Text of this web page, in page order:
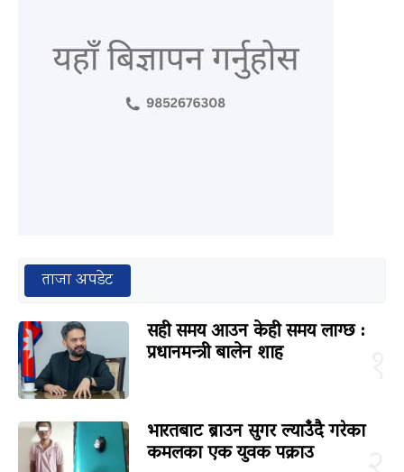
ताजा अपडेट
सही समय आउन केही समय लाग्छ :
प्रधानमन्त्री बालेन शाह
भारतबाट ब्राउन सुगर ल्याउँदै गरेका
कमलका एक युवक पक्राउ